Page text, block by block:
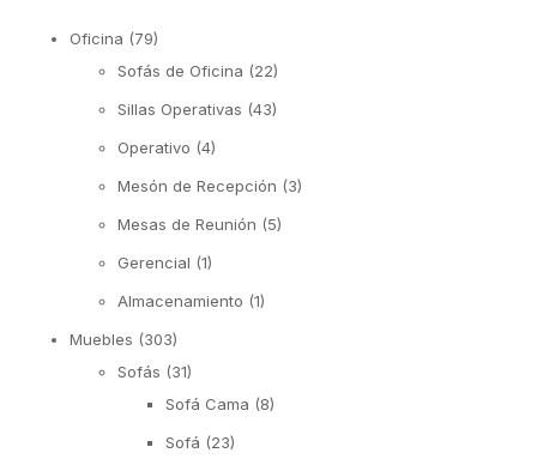
Oficina (79)
Sofás de Oficina (22)
Sillas Operativas (43)
Operativo (4)
Mesón de Recepción (3)
Mesas de Reunión (5)
Gerencial (1)
Almacenamiento (1)
Muebles (303)
Sofás (31)
Sofá Cama (8)
Sofá (23)